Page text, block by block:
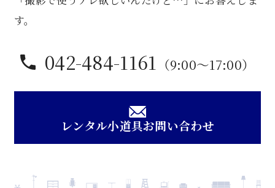
す。
042-484-1161 （9:00〜17:00）
レンタル小道具お問い合わせ